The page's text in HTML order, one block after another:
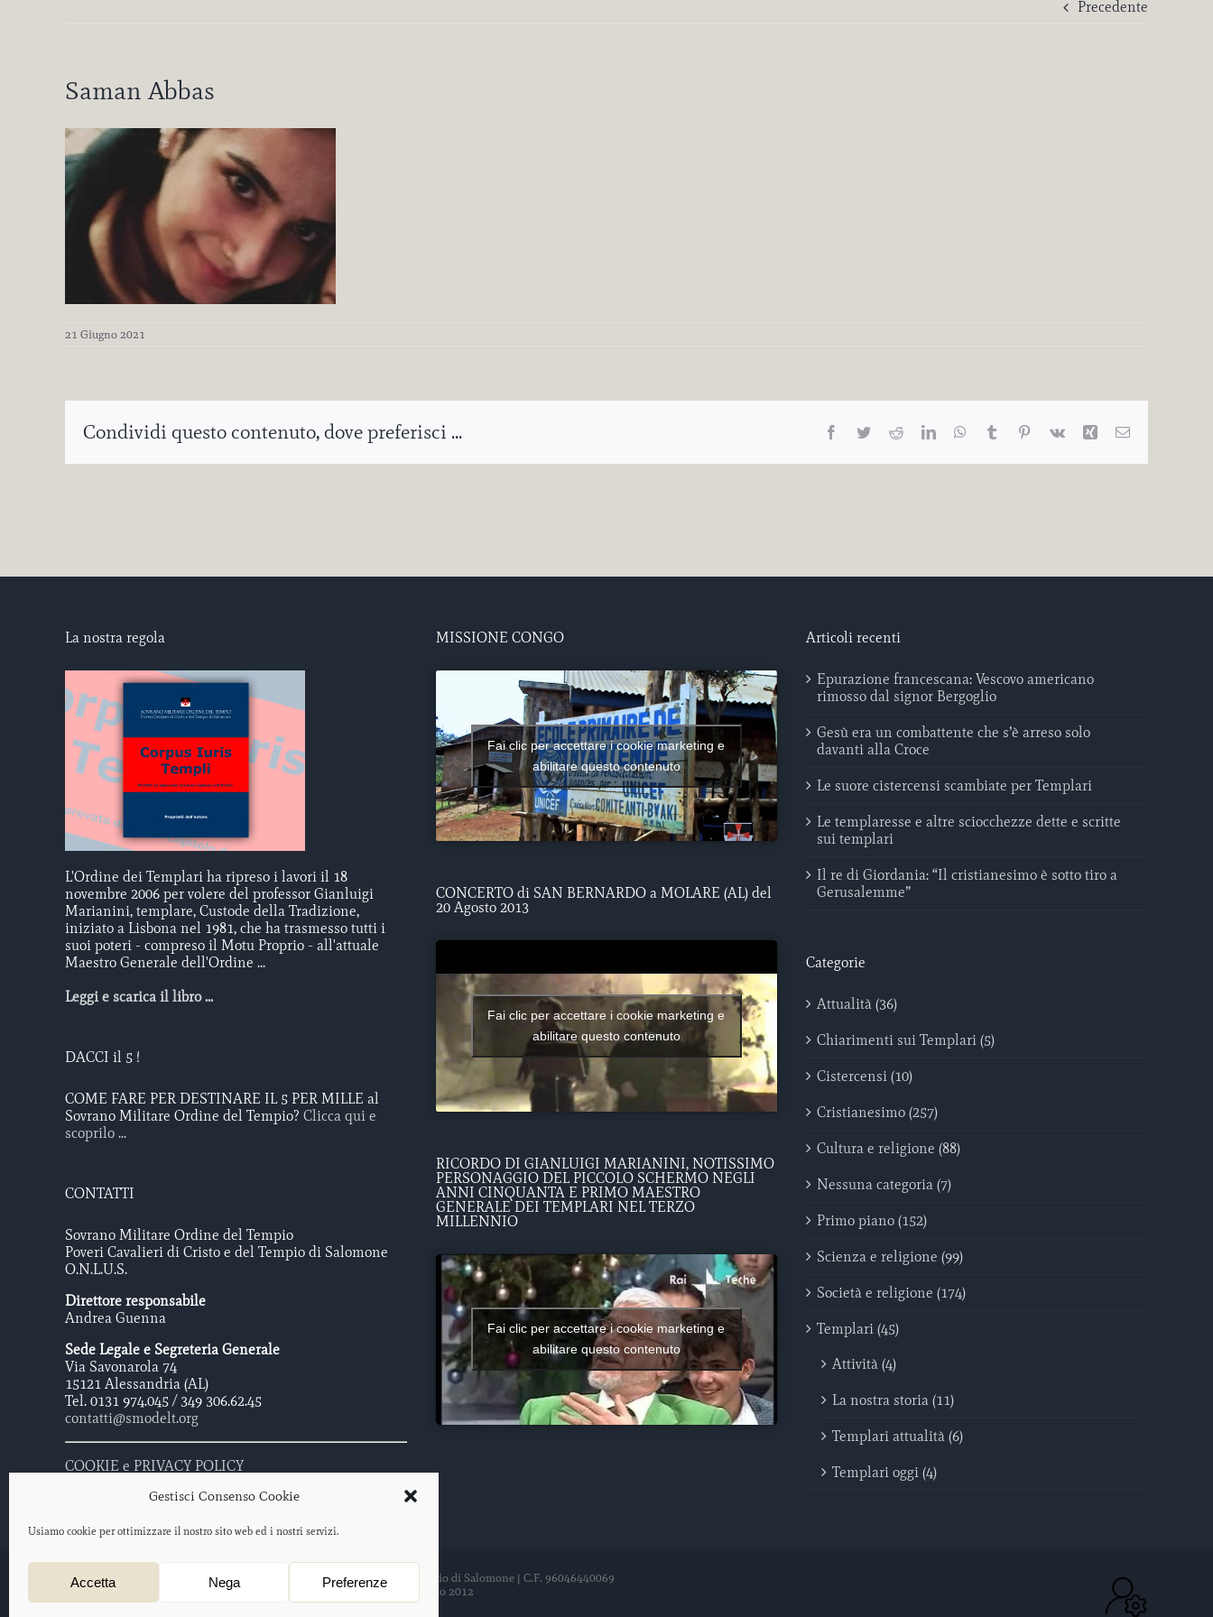
Gestisci Consenso Cookie
Usiamo cookie per ottimizzare il nostro sito web ed i nostri servizi.
Accetta Nega Preferenze
Precedente
Saman Abbas
21 Giugno 2021
Condividi questo contenuto, dove preferisci ... Facebook
TwitterRedditLinkedInWhatsApp
Tumblr Pinterest
Vk Xing Email
La nostra regola
L'Ordine dei Templari ha ripreso i lavori il 18
novembre 2006 per volere del professor Gianluigi
Marianini, templare, Custode della Tradizione,
iniziato a Lisbona nel 1981, che ha trasmesso tutti i
suoi poteri - compreso il Motu Proprio - all'attuale
Maestro Generale dell'Ordine ...
Leggi e scarica il libro ...
DACCI il 5 !
COME FARE PER DESTINARE IL 5 PER MILLE al
Sovrano Militare Ordine del Tempio? Clicca qui e
scoprilo ...
CONTATTI
Sovrano Militare Ordine del Tempio
Poveri Cavalieri di Cristo e del Tempio di Salomone
O.N.L.U.S.
Direttore responsabile
Andrea Guenna
Sede Legale e Segreteria Generale
Via Savonarola 74
15121 Alessandria (AL)
Tel. 0131 974.045 / 349 306.62.45
contatti@smodelt.org
COOKIE e PRIVACY POLICY
MISSIONE CONGO
Fai clic per accettare i cookie marketing e
abilitare questo contenuto
CONCERTO di SAN BERNARDO a MOLARE (AL) del
20 Agosto 2013
Fai clic per accettare i cookie marketing e
abilitare questo contenuto
RICORDO DI GIANLUIGI MARIANINI, NOTISSIMO
PERSONAGGIO DEL PICCOLO SCHERMO NEGLI
ANNI CINQUANTA E PRIMO MAESTRO
GENERALE DEI TEMPLARI NEL TERZO
MILLENNIO
Fai clic per accettare i cookie marketing e
abilitare questo contenuto
Articoli recenti
Epurazione francescana: Vescovo americano
rimosso dal signor Bergoglio
Gesù era un combattente che s’è arreso solo
davanti alla Croce
Le suore cistercensi scambiate per Templari
Le templaresse e altre sciocchezze dette e scritte
sui templari
Il re di Giordania: “Il cristianesimo è sotto tiro a
Gerusalemme”
Categorie
Attualità (36)
Chiarimenti sui Templari (5)
Cistercensi (10)
Cristianesimo (257)
Cultura e religione (88)
Nessuna categoria (7)
Primo piano (152)
Scienza e religione (99)
Società e religione (174)
Templari (45)
Attività (4)
La nostra storia (11)
Templari attualità (6)
Templari oggi (4)
Sovrano Militare Ordine Del Tempio - Poveri Cavalieri di Cristo e del Tempio di Salomone | C.F. 96046440069
Protocollo iscrizione O.N.L.U.S. 2012/047477 – data di iscrizione: 21 agosto 2012
Progetto web a cura di